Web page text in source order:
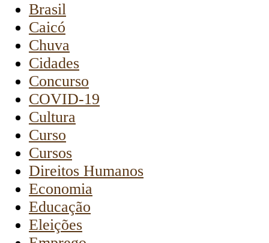
Brasil
Caicó
Chuva
Cidades
Concurso
COVID-19
Cultura
Curso
Cursos
Direitos Humanos
Economia
Educação
Eleições